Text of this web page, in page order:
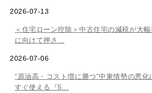
2026-07-13
＜住宅ローン控除＞中古住宅の減税が大
に向けて押さ...
2026-07-06
“原油高・コスト増に勝つ”中東情勢の悪化
すぐ使える『5...